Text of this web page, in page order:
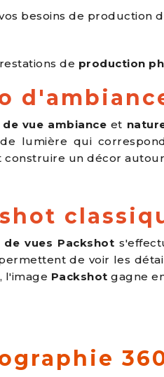
besoins de production
de production
vue ambiance et
de lumière qui
un décor autour
de vues Packshot
de voir les
l'image Packshot gagne